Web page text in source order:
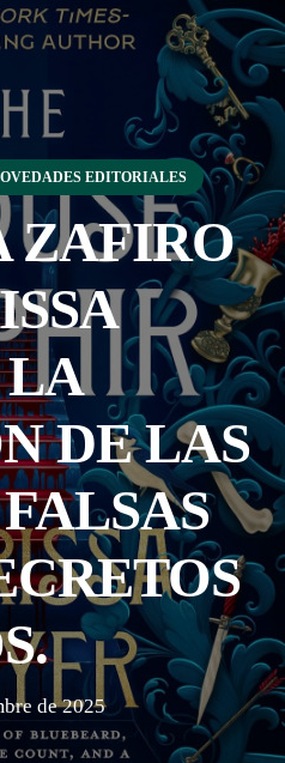
EDITORIALES
ZAFIRO
DE LAS
de 2025